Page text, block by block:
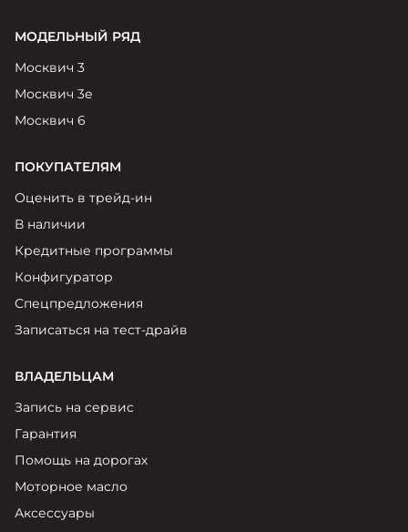
МОДЕЛЬНЫЙ РЯД
Москвич 3
Москвич 3е
Москвич 6
ПОКУПАТЕЛЯМ
Оценить в трейд-ин
В наличии
Кредитные программы
Конфигуратор
Спецпредложения
Записаться на тест-драйв
ВЛАДЕЛЬЦАМ
Запись на сервис
Гарантия
Помощь на дорогах
Моторное масло
Аксессуары